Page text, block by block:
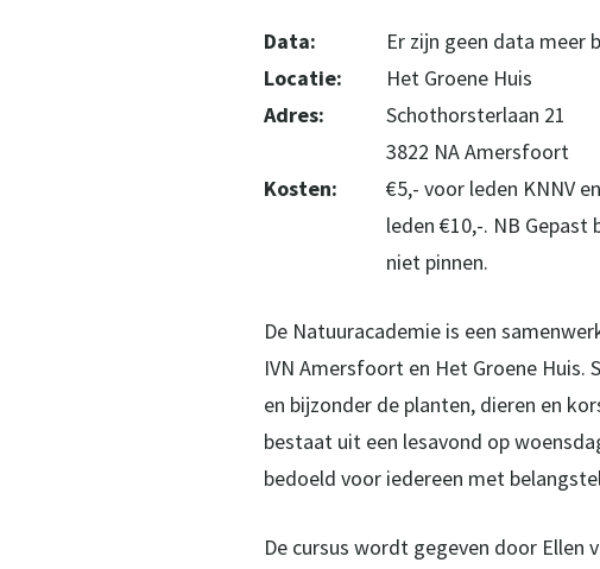
Data:
Er zijn geen data meer
Locatie:
Het Groene Huis
Adres:
Schothorsterlaan 21
3822 NA Amersfoort
Kosten:
€5,- voor leden KNNV
leden €10,-. NB
niet pinnen.
De Natuuracademie is een
IVN Amersfoort en Het Groene
en bijzonder de planten, dieren en
bestaat uit een lesavond op
bedoeld voor iedereen met
De cursus wordt gegeven door Ellen